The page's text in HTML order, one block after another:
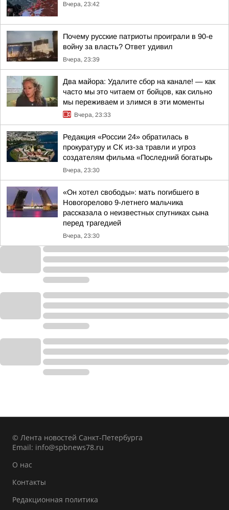
Вчера, 23:42
Почему русские патриоты проиграли в 90-е
войну за власть? Ответ удивил
Вчера, 23:39
Два майора: Удалите сбор на канале! — как
часто мы это читаем от бойцов, как сильно
мы переживаем и злимся в эти моменты
Вчера, 23:33
Редакция «России 24» обратилась в
прокуратуру и СК из-за травли и угроз
создателям фильма «Последний богатырь
Вчера, 23:30
«Он хотел свободы»: мать погибшего в
Новогорелово 9-летнего мальчика
рассказала о неизвестных спутниках сына
перед трагедией
Вчера, 23:30
© Лента новостей Санкт-Петербурга
Email: info@spbnews78.ru
О нас
Контакты
Редакционная политика